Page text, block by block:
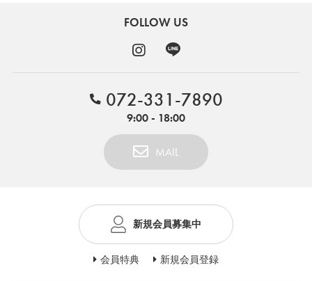
FOLLOW US
MAIL
072-331-7890
9:00 - 18:00
新規会員募集中
会員特典 新規会員登録